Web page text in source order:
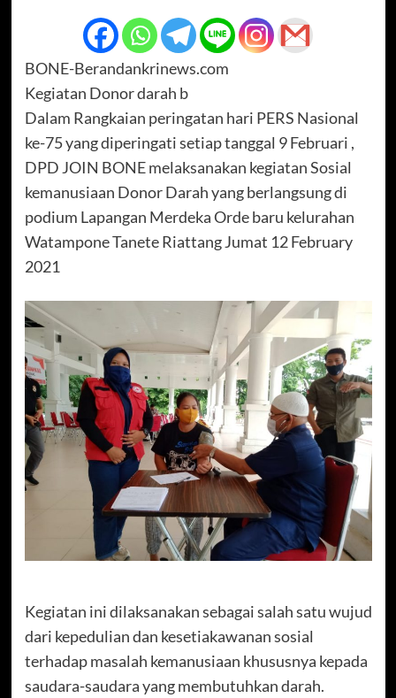
BONE-Berandankrinews.com
Kegiatan Donor darah b
Dalam Rangkaian peringatan hari PERS Nasional
ke-75 yang diperingati setiap tanggal 9 Februari ,
DPD JOIN BONE melaksanakan kegiatan Sosial
kemanusiaan Donor Darah yang berlangsung di
podium Lapangan Merdeka Orde baru kelurahan
Watampone Tanete Riattang Jumat 12 February
2021
Kegiatan ini dilaksanakan sebagai salah satu wujud
dari kepedulian dan kesetiakawanan sosial
terhadap masalah kemanusiaan khususnya kepada
saudara-saudara yang membutuhkan darah.